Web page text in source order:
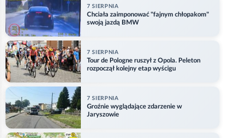
7 SIERPNIA
Chciała zaimponować "fajnym chłopakom"
swoją jazdą BMW
7 SIERPNIA
Tour de Pologne ruszył z Opola. Peleton
rozpoczął kolejny etap wyścigu
7 SIERPNIA
Groźnie wyglądające zdarzenie w
Jaryszowie